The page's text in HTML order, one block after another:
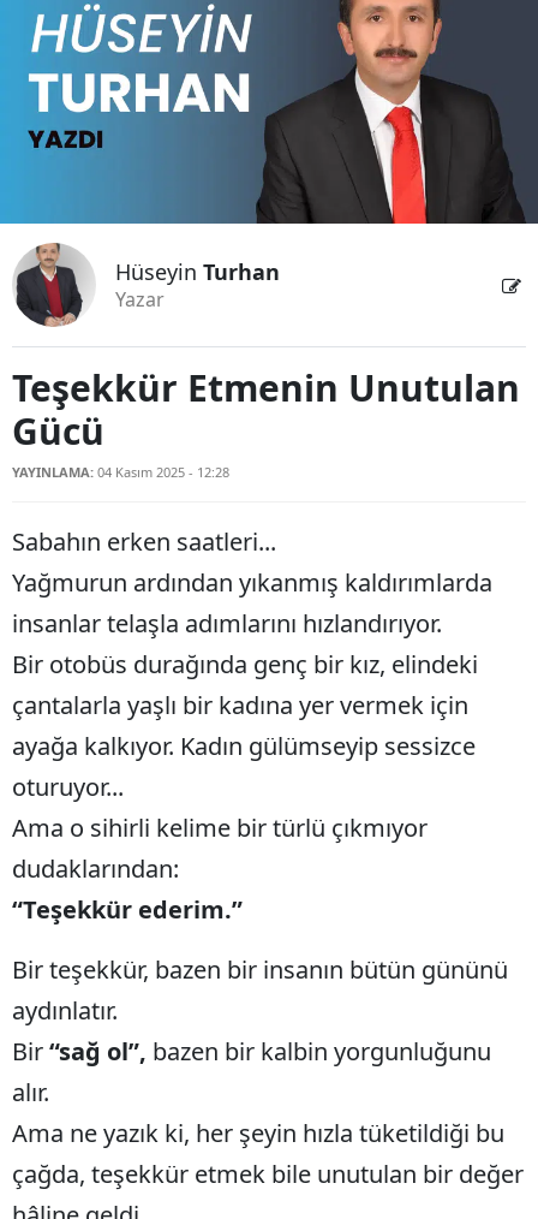
Bilecik
Bingöl
Bolu
Burdur
Çankırı
Edirne
Elazığ
Erzincan
Erzurum
Eskişehir
Gaziantep
Hakkari
Isparta
İstanbul
Hüseyin Turhan
Yazar
Teşekkür Etmenin Unutulan
Gücü
YAYINLAMA: 04 Kasım 2025 - 12:28
Sabahın erken saatleri...
Yağmurun ardından yıkanmış kaldırımlarda
insanlar telaşla adımlarını hızlandırıyor.
Bir otobüs durağında genç bir kız, elindeki
çantalarla yaşlı bir kadına yer vermek için
ayağa kalkıyor. Kadın gülümseyip sessizce
oturuyor...
Ama o sihirli kelime bir türlü çıkmıyor
dudaklarından:
“Teşekkür ederim.”
Bir teşekkür, bazen bir insanın bütün gününü
aydınlatır.
Bir“sağ ol”, bazen bir kalbin yorgunluğunu
alır.
Ama ne yazık ki, her şeyin hızla tüketildiği bu
çağda, teşekkür etmek bile unutulan bir değer